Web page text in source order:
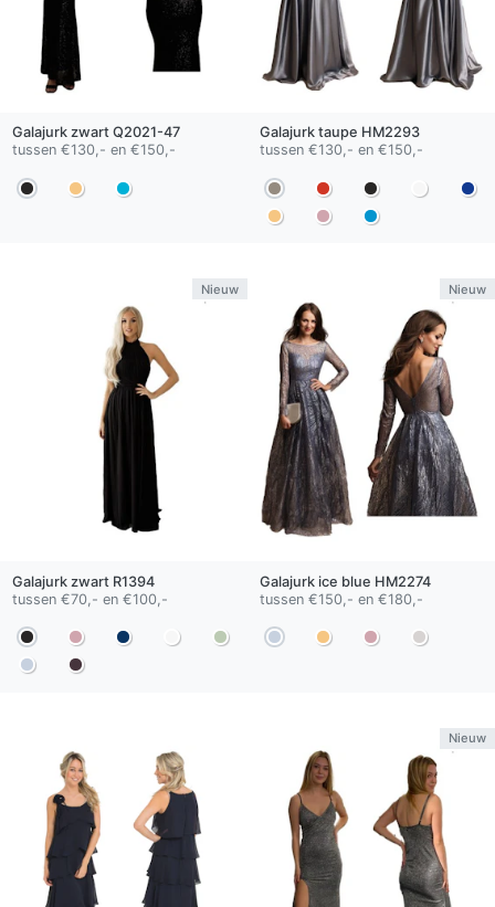
Galajurk zwartQ2021-47
tussen €130,- en €150,-
Galajurk taupe HM2293
tussen €130,- en €150,-
Nieuw
Galajurk zwartR1394
tussen €70,- en €100,-
Nieuw
Galajurk ice blue HM2274
tussen €150,- en €180,-
Nieuw